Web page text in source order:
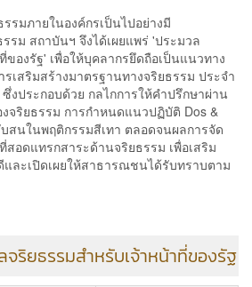
รมภายในองค์กรเป็นไปอย่างมี
รม สถาบันฯ จึงได้เผยแพร่ 'ประมวล
ของรัฐ' เพื่อให้บุคลากรยึดถือเป็นแนวทาง
เสริมสร้างมาตรฐานทางจริยธรรม ประจำ
งประกอบด้วย กลไกการให้คำปรึกษาผ่าน
จริยธรรม การกำหนดแนวปฏิบัติ Dos &
บสนในพฤติกรรมสีเทา ตลอดจนผลการจัด
อดแทรกสาระด้านจริยธรรม เพื่อเสริม
ละเปิดเผยให้สาธารณชนได้รับทราบตาม
จริยธรรมสำหรับเจ้าหน้าที่ของรัฐ